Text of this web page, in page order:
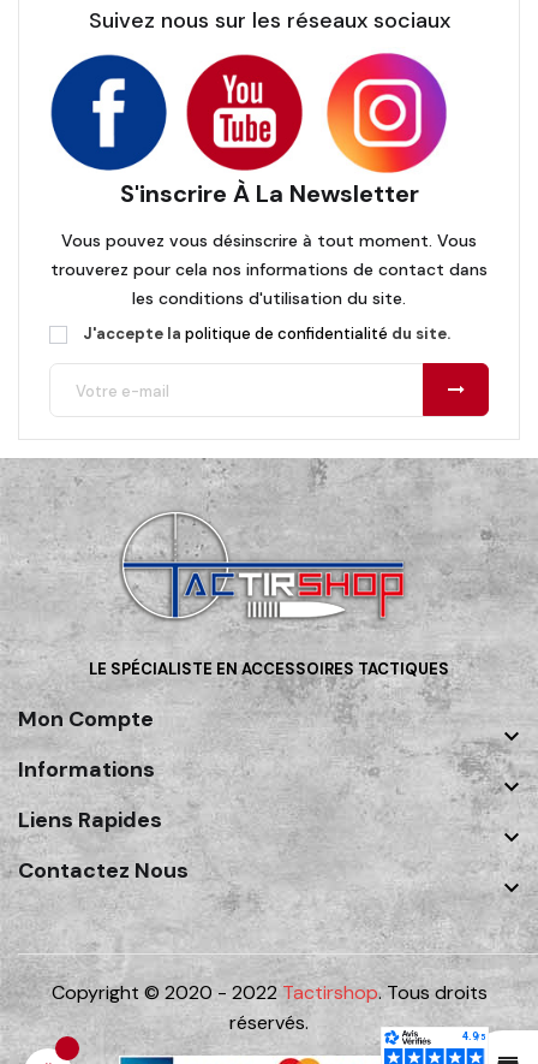
Suivez nous sur les réseaux sociaux
S'inscrire À La Newsletter
Vous pouvez vous désinscrire à tout moment. Vous
trouverez pour cela nos informations de contact dans
les conditions d'utilisation du site.
J'accepte la politique de confidentialité du site.
LE SPÉCIALISTE EN ACCESSOIRES TACTIQUES
Mon Compte

Informations

Liens Rapides

Contactez Nous

Copyright © 2020 - 2022Tactirshop. Tous droits
réservés.